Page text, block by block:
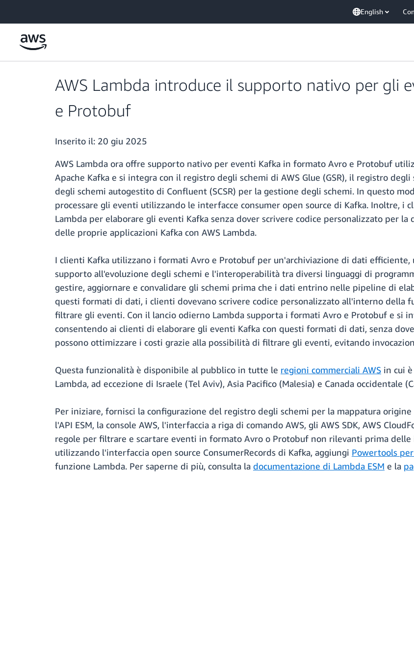
English
AWS Lambda introduce il supporto nativo per gli
e Protobuf
Inserito il: 20 giu 2025
AWS Lambda ora offre supporto nativo per eventi Kafka in formato Avro e Protobuf
Apache Kafka e si integra con il registro degli schemi di AWS Glue (GSR), il registro
degli schemi autogestito di Confluent (SCSR) per la gestione degli schemi. In questo
processare gli eventi utilizzando le interfacce consumer open source di Kafka. Inoltre, i
Lambda per elaborare gli eventi Kafka senza dover scrivere codice personalizzato per
delle proprie applicazioni Kafka con AWS Lambda.
I clienti Kafka utilizzano i formati Avro e Protobuf per un'archiviazione di dati efficiente,
supporto all'evoluzione degli schemi e l'interoperabilità tra diversi linguaggi di
gestire, aggiornare e convalidare gli schemi prima che i dati entrino nelle pipeline di
questi formati di dati, i clienti dovevano scrivere codice personalizzato all'interno della
filtrare gli eventi. Con il lancio odierno Lambda supporta i formati Avro e Protobuf e si
consentendo ai clienti di elaborare gli eventi Kafka con questi formati di dati, senza
possono ottimizzare i costi grazie alla possibilità di filtrare gli eventi, evitando
Questa funzionalità è disponibile al pubblico in tutte le regioni commerciali AWS in cui
Lambda, ad eccezione di Israele (Tel Aviv), Asia Pacifico (Malesia) e Canada occidentale
Per iniziare, fornisci la configurazione del registro degli schemi per la mappatura
l'API ESM, la console AWS, l'interfaccia a riga di comando AWS, gli AWS SDK, AWS
regole per filtrare e scartare eventi in formato Avro o Protobuf non rilevanti prima
utilizzando l'interfaccia open source ConsumerRecords di Kafka, aggiungi Powertools
funzione Lambda. Per saperne di più, consulta la documentazione di Lambda ESM e la